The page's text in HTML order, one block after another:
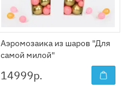
Аэромозаика из шаров "Для
самой милой"
14999р.